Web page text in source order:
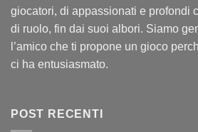
giocatori, di appassionati e profondi
di ruolo, fin dai suoi albori. Siamo
l’amico che ti propone un gioco
ci ha entusiasmato.
POST RECENTI